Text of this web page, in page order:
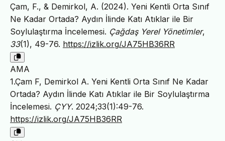
Çam, F., & Demirkol, A. (2024). Yeni Kentli Orta Sınıf
Ne Kadar Ortada? Aydın İlinde Katı Atıklar ile Bir
Soylulaştırma İncelemesi. Çağdaş Yerel Yönetimler,
33(1), 49-76. https://izlik.org/JA75HB36RR
AMA
1.Çam F, Demirkol A. Yeni Kentli Orta Sınıf Ne Kadar
Ortada? Aydın İlinde Katı Atıklar ile Bir Soylulaştırma
İncelemesi. ÇYY. 2024;33(1):49-76.
https://izlik.org/JA75HB36RR